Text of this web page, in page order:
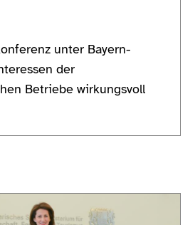
unter Bayern-
der
Betriebe wirkungsvoll